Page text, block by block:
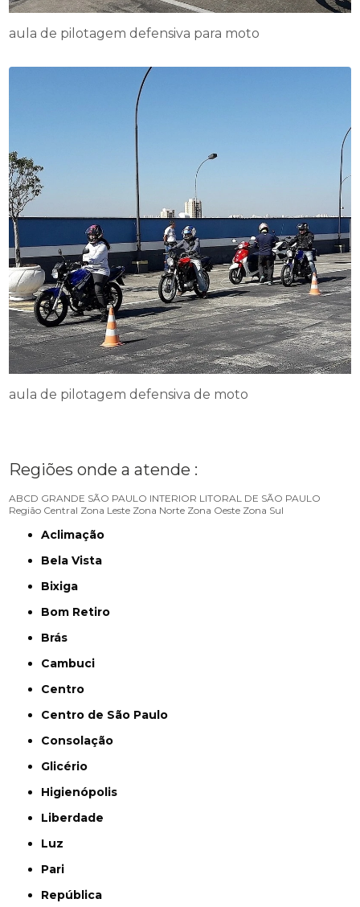
aula de pilotagem defensiva para moto
aula de pilotagem defensiva de moto
Regiões onde a atende :
ABCD GRANDE SÃO PAULO INTERIOR LITORAL DE SÃO PAULO
Região Central Zona Leste Zona Norte Zona Oeste Zona Sul
Aclimação
Bela Vista
Bixiga
Bom Retiro
Brás
Cambuci
Centro
Centro de São Paulo
Consolação
Glicério
Higienópolis
Liberdade
Luz
Pari
República